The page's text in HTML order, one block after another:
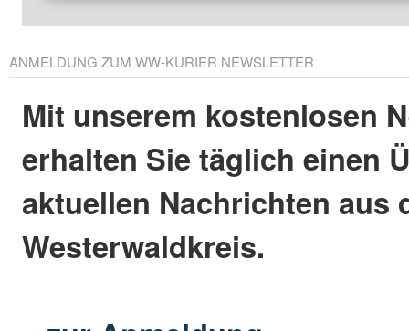
ANMELDUNG ZUM WW-KURIER NEWSLETTER
Mit unserem kostenlosen
erhalten Sie täglich einen
aktuellen Nachrichten aus
Westerwaldkreis.